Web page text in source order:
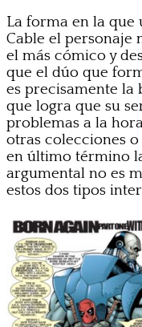
La forma en la que
Cable el personaje
el más cómico y
que el dúo que
es precisamente la
que logra que su
problemas a la
otras colecciones
en último término
argumental no es
estos dos tipos